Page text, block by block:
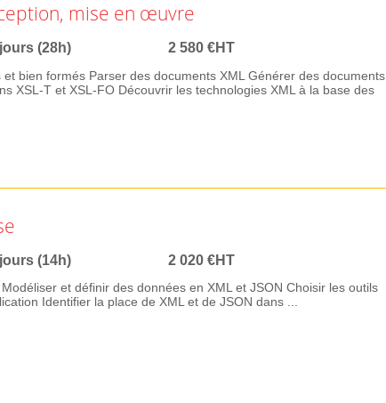
mise en œuvre
(28h) 2 580 €HT
bien formés Parser des documents XML Générer des documents
XSL-T et XSL-FO Découvrir les technologies XML à la base des
(14h) 2 020 €HT
et définir des données en XML et JSON Choisir les outils
Identifier la place de XML et de JSON dans ...